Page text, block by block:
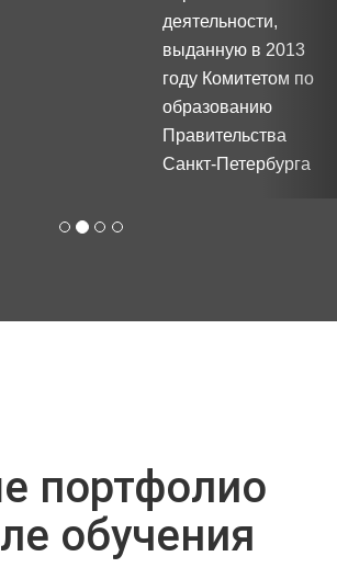
деятельности,
выданную в 2013
году Комитетом по
образованию
Правительства
Санкт-Петербурга
портфолио
обучения